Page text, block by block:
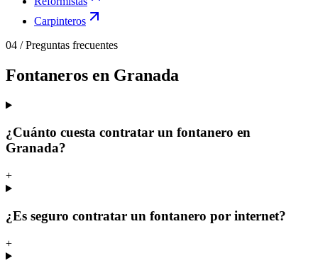
Carpinteros
04 /Preguntas frecuentes
Fontaneros en Granada
¿Cuánto cuesta contratar un fontanero en
Granada?
+
¿Es seguro contratar un fontanero por internet?
+